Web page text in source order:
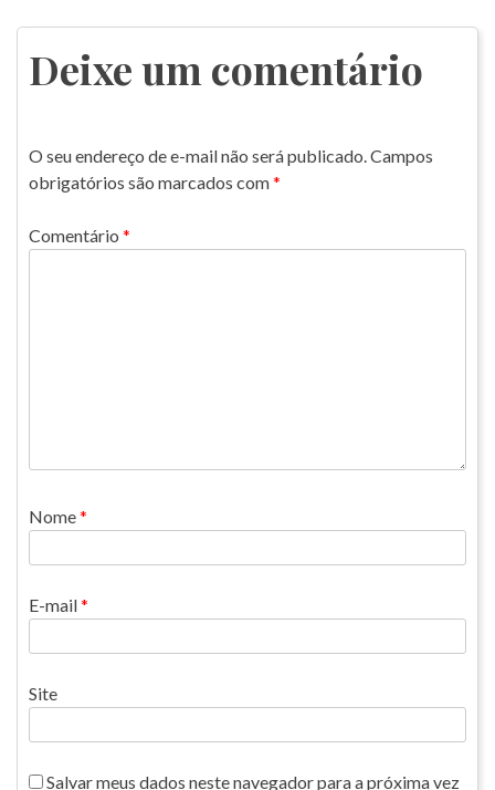
de
Post
Deixe um comentário
O seu endereço de e-mail não será publicado.Campos
obrigatórios são marcados com*
Comentário *
Nome*
E-mail*
Site
Salvar meus dados neste navegador para a próxima vez